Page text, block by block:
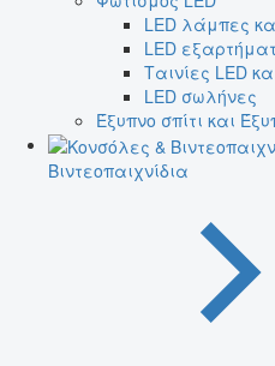
LED λάμπες
LED
Ταινίες LED
LED σωλήνες
Έξυπνο σπίτι και
Βιντεοπαιχνίδια